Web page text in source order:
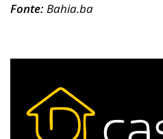
Fonte:Bahia.ba